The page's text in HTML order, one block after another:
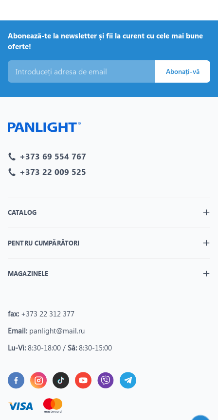
Abonează-te la newsletter și fii la curent cu cele mai bune
oferte!
Abonați-vă
+373 69 554 767
+373 22 009 525
CATALOG
PENTRU CUMPĂRĂTORI
MAGAZINELE
fax: +373 22 312 377
Email: panlight@mail.ru
Lu-Vi: 8:30-18:00 / Sâ: 8:30-15:00